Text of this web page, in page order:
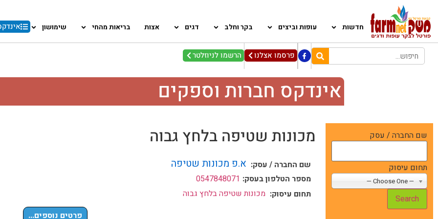
חדשות עופות וביצים בקר וחלב דגים אצות בריאות מהחי שימושון
פרסמו אצלנו הרשמו לניוזלטר
אינדקס חברות וספקים
שם החברה / עסק
תחום עיסוק
— Choose One —
מכונות שטיפה בלחץ גבוה
שם החברה / עסק: א.פ מכונות שטיפה
מספר הטלפון בעסק: 0547848071
תחום עיסוק: מכונות שטיפה בלחץ גבוה
פרטים נוספים...